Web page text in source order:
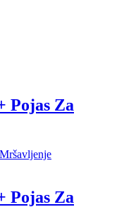
Pojas Za
Pojas Za